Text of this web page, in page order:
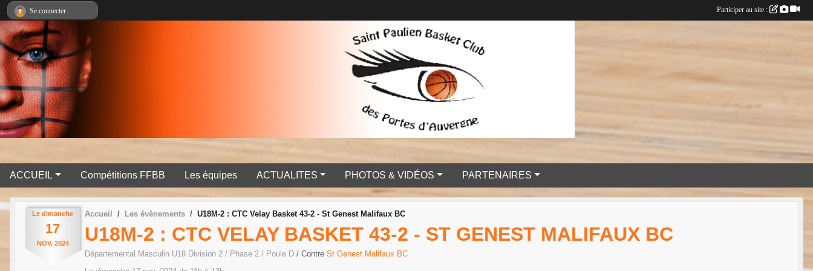
ACCUEIL Compétitions FFBB Les équipes ACTUALITES PHOTOS & VIDÉOS PARTENAIRES
Le dimanche
17
NOV. 2024
Accueil Les évènements U18M-2 : CTC Velay Basket 43-2 - St Genest Malifaux BC
U18M-2 : CTC VELAY BASKET 43-2 - ST GENEST MALIFAUX BC
Départemental Masculin U18 Division 2 / Phase 2 / Poule D / Contre St Genest Malifaux BC
Se connecter Participer au site :
Panneau de gestion des cookies